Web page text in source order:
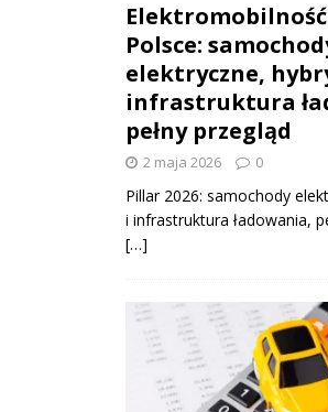
Elektromobilność
Polsce:
elektryczne,
infrastruktura
pełny przegląd
2 maja 2026 0
Pillar 2026: samochody
i infrastruktura ładowania,
[…]